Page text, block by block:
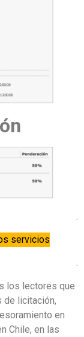
servicios
.
los lectores que
de licitación,
en
Chile, en las